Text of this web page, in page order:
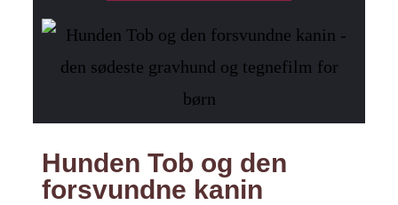
Hunden Tob og den
forsvundne kanin